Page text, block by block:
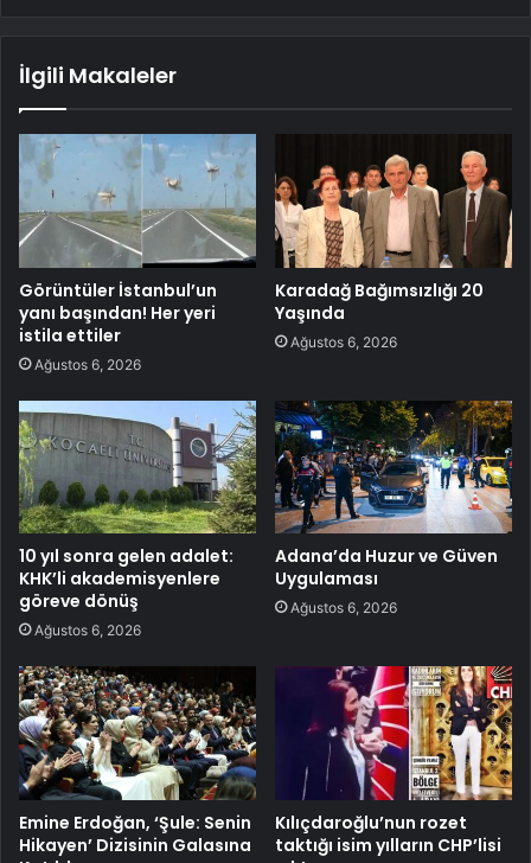
İlgili Makaleler
Görüntüler İstanbul’un
yanı başından! Her yeri
istila ettiler
Ağustos 6, 2026
Karadağ Bağımsızlığı 20
Yaşında
Ağustos 6, 2026
10 yıl sonra gelen adalet:
KHK’li akademisyenlere
göreve dönüş
Ağustos 6, 2026
Adana’da Huzur ve Güven
Uygulaması
Ağustos 6, 2026
Emine Erdoğan, ‘Şule: Senin
Hikayen’ Dizisinin Galasına
Kılıçdaroğlu’nun rozet
taktığı isim yılların CHP’lisi